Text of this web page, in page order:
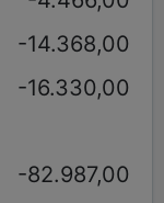
-14.368,00
-16.330,00
-82.987,00